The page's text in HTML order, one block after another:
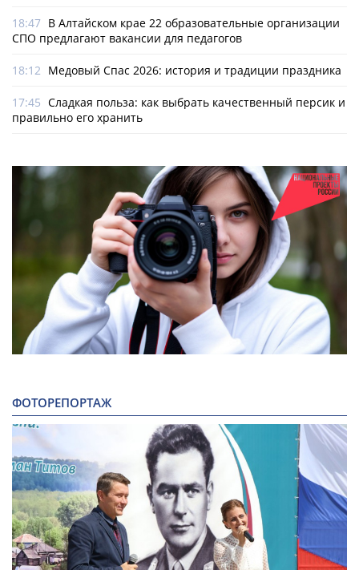
18:47 В Алтайском крае 22 образовательные организации
СПО предлагают вакансии для педагогов
18:12 Медовый Спас 2026: история и традиции праздника
17:45 Сладкая польза: как выбрать качественный персик и
правильно его хранить
ФОТОРЕПОРТАЖ